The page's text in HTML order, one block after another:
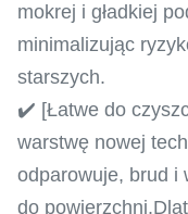
mokrej i gładkiej
minimalizując
starszych.
✔️ [Łatwe do
warstwę nowej
odparowuje, brud i
do